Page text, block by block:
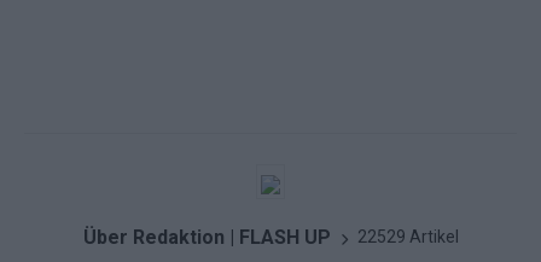
Über Redaktion | FLASH UP 22529 Artikel